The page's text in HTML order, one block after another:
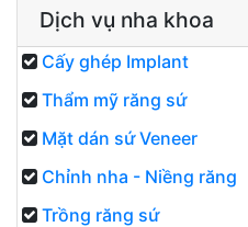
Dịch vụ nha khoa
Cấy ghép Implant
Thẩm mỹ răng sứ
Mặt dán sứ Veneer
Chỉnh nha - Niềng răng
Trồng răng sứ